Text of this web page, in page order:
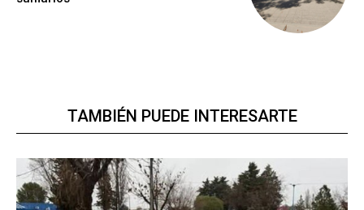
TAMBIÉN PUEDE INTERESARTE